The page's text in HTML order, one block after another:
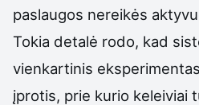
paslaugos nereikės
Tokia detalė rodo, kad
vienkartinis
įprotis, prie kurio keleiviai